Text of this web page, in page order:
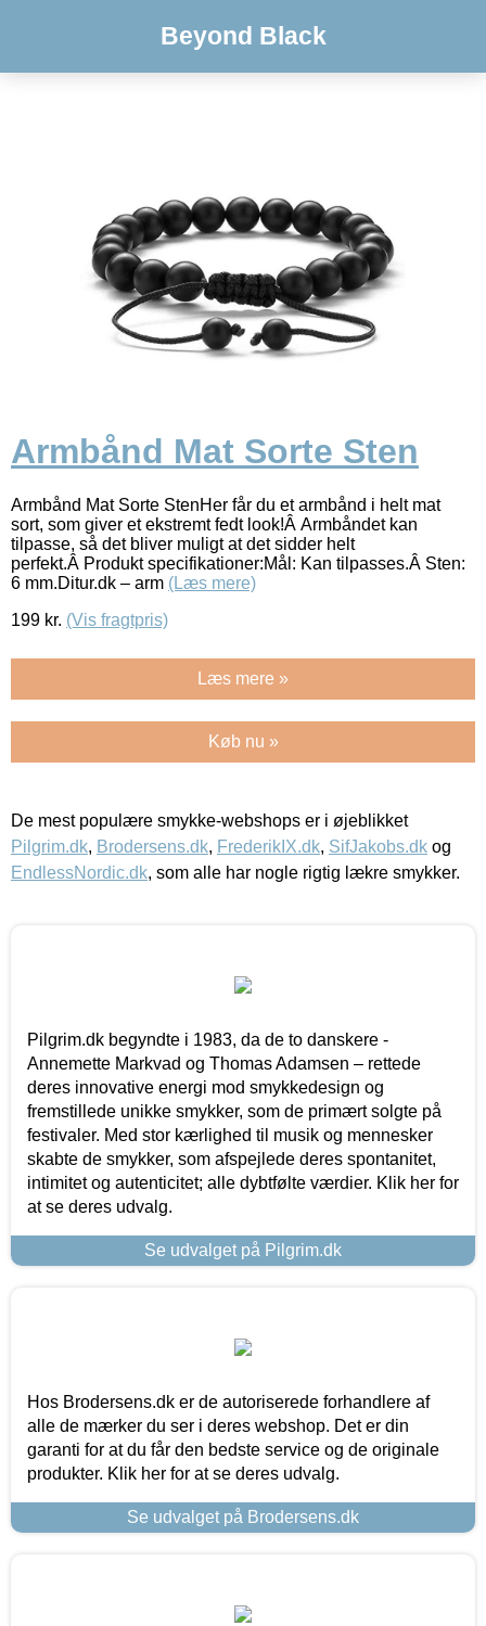
Beyond Black
Armbånd Mat Sorte Sten
Armbånd Mat Sorte StenHer får du et armbånd i helt mat
sort, som giver et ekstremt fedt look!Â Armbåndet kan
tilpasse, så det bliver muligt at det sidder helt
perfekt.Â Produkt specifikationer:Mål: Kan tilpasses.Â Sten:
6 mm.Ditur.dk – arm (Læs mere)
199 kr. (Vis fragtpris)
Læs mere »
Køb nu »
De mest populære smykke-webshops er i øjeblikket
Pilgrim.dk, Brodersens.dk, FrederikIX.dk, SifJakobs.dk og
EndlessNordic.dk, som alle har nogle rigtig lækre smykker.
Pilgrim.dk begyndte i 1983, da de to danskere -
Annemette Markvad og Thomas Adamsen – rettede
deres innovative energi mod smykkedesign og
fremstillede unikke smykker, som de primært solgte på
festivaler. Med stor kærlighed til musik og mennesker
skabte de smykker, som afspejlede deres spontanitet,
intimitet og autenticitet; alle dybtfølte værdier. Klik her for
at se deres udvalg.
Se udvalget på Pilgrim.dk
Hos Brodersens.dk er de autoriserede forhandlere af
alle de mærker du ser i deres webshop. Det er din
garanti for at du får den bedste service og de originale
produkter. Klik her for at se deres udvalg.
Se udvalget på Brodersens.dk